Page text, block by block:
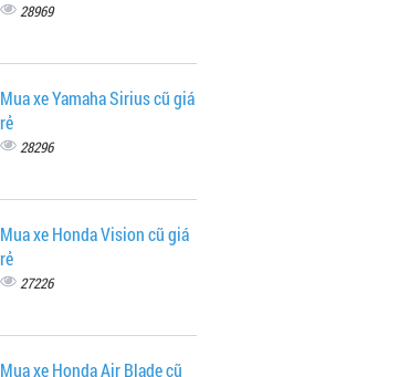
28969
Mua xe Yamaha Sirius cũ giá
rẻ
28296
Mua xe Honda Vision cũ giá
rẻ
27226
Mua xe Honda Air Blade cũ